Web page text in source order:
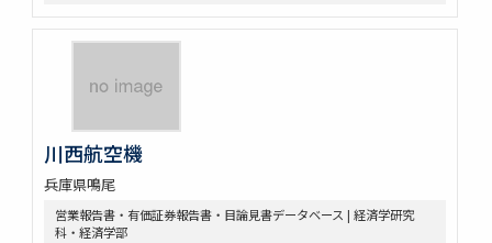
川西航空機
兵庫県鳴尾
営業報告書・有価証券報告書・目論見書データベース | 経済学研究
科・経済学部